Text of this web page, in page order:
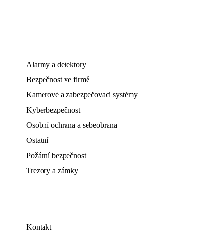
Alarmy a detektory
Bezpečnost ve firmě
Kamerové a zabezpečovací systémy
Kyberbezpečnost
Osobní ochrana a sebeobrana
Ostatní
Požární bezpečnost
Trezory a zámky
Kontakt